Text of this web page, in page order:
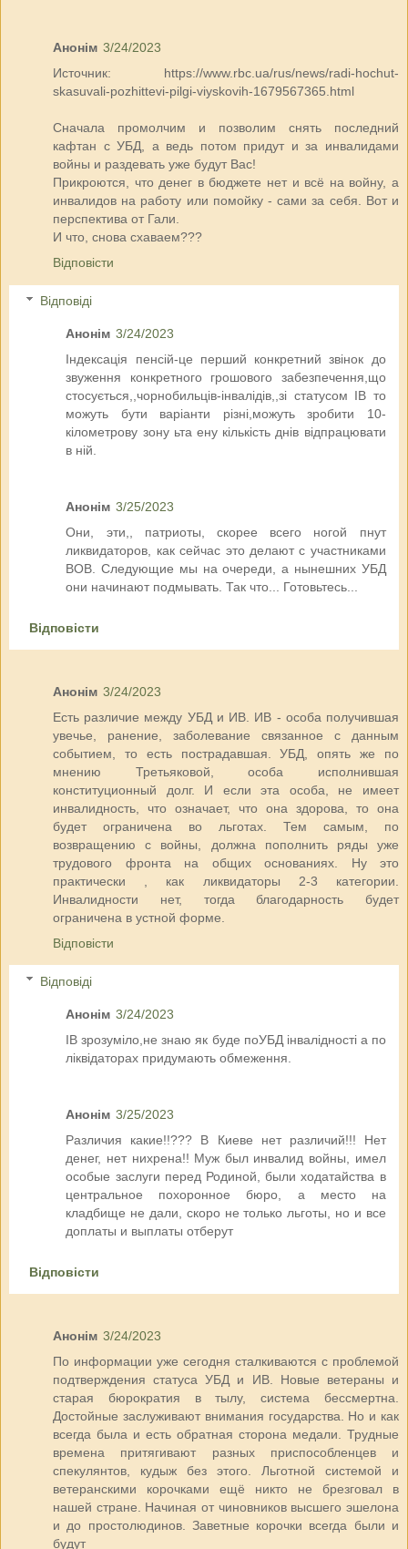
Анонім 3/24/2023
Источник: https://www.rbc.ua/rus/news/radi-hochut-
skasuvali-pozhittevi-pilgi-viyskovih-1679567365.html
Сначала промолчим и позволим снять последний
кафтан с УБД, а ведь потом придут и за инвалидами
войны и раздевать уже будут Вас!
Прикроются, что денег в бюджете нет и всё на войну, а
инвалидов на работу или помойку - сами за себя. Вот и
перспектива от Гали.
И что, снова схаваем???
Відповісти
Відповіді
Анонім 3/24/2023
Індексація пенсій-це перший конкретний звінок до
звуження конкретного грошового забезпечення,що
стосується,,чорнобильців-інвалідів,,зі статусом ІВ то
можуть бути варіанти різні,можуть зробити 10-
кілометрову зону ьта ену кількість днів відпрацювати
в ній.
Анонім 3/25/2023
Они, эти,, патриоты, скорее всего ногой пнут
ликвидаторов, как сейчас это делают с участниками
ВОВ. Следующие мы на очереди, а нынешних УБД
они начинают подмывать. Так что... Готовьтесь...
Відповісти
Анонім 3/24/2023
Есть различие между УБД и ИВ. ИВ - особа получившая
увечье, ранение, заболевание связанное с данным
событием, то есть пострадавшая. УБД, опять же по
мнению Третьяковой, особа исполнившая
конституционный долг. И если эта особа, не имеет
инвалидность, что означает, что она здорова, то она
будет ограничена во льготах. Тем самым, по
возвращению с войны, должна пополнить ряды уже
трудового фронта на общих основаниях. Ну это
практически , как ликвидаторы 2-3 категории.
Инвалидности нет, тогда благодарность будет
ограничена в устной форме.
Відповісти
Відповіді
Анонім 3/24/2023
ІВ зрозуміло,не знаю як буде поУБД інвалідності а по
ліквідаторах придумають обмеження.
Анонім 3/25/2023
Различия какие!!??? В Киеве нет различий!!! Нет
денег, нет нихрена!! Муж был инвалид войны, имел
особые заслуги перед Родиной, были ходатайства в
центральное похоронное бюро, а место на
кладбище не дали, скоро не только льготы, но и все
доплаты и выплаты отберут
Відповісти
Анонім 3/24/2023
По информации уже сегодня сталкиваются с проблемой
подтверждения статуса УБД и ИВ. Новые ветераны и
старая бюрократия в тылу, система бессмертна.
Достойные заслуживают внимания государства. Но и как
всегда была и есть обратная сторона медали. Трудные
времена притягивают разных приспособленцев и
спекулянтов, кудыж без этого. Льготной системой и
ветеранскими корочками ещё никто не брезговал в
нашей стране. Начиная от чиновников высшего эшелона
и до простолюдинов. Заветные корочки всегда были и
будут